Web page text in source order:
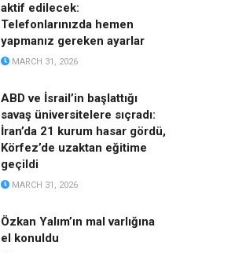
aktif edilecek:
Telefonlarınızda hemen
yapmanız gereken ayarlar
MARCH 31, 2026
ABD ve İsrail’in başlattığı
savaş üniversitelere sıçradı:
İran’da 21 kurum hasar gördü,
Körfez’de uzaktan eğitime
geçildi
MARCH 31, 2026
Özkan Yalım’ın mal varlığına
el konuldu